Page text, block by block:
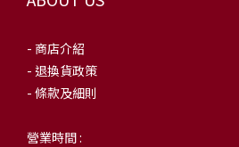
- 商店介紹
- 退換貨政策
- 條款及細則
營業時間 :